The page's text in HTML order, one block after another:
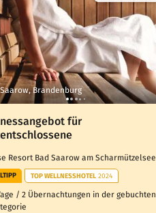
Brandenburg
für
Resort Bad Saarow am Scharmützelsee
TOP WELLNESSHOTEL 2024
/ 2 Übernachtungen in der gebuchten